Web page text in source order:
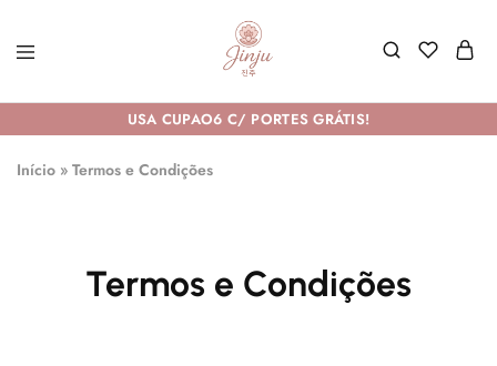
USA CUPAO6 C/ PORTES GRÁTIS!
Início » Termos e Condições
Termos e Condições